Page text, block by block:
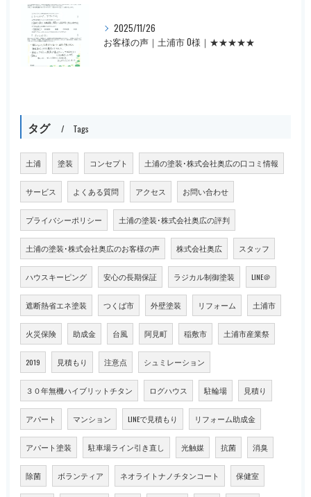
2025/11/26
お客様の声｜土浦市 O様｜★★★★★
タグ Tags
土浦 塗装 コンセプト 土浦の塗装･株式会社奥広の口コミ情報
サービス よくある質問 アクセス お問い合わせ
プライバシーポリシー 土浦の塗装･株式会社奥広の評判
土浦の塗装･株式会社奥広のお客様の声 株式会社奥広 スタッフ
ハウスキーピング 安心の長期保証 ラジカル制御塗装 LINE＠
遮断熱省エネ塗装 つくば市 外壁塗装 リフォーム 土浦市
火災保険 助成金 台風 阿見町 稲敷市 土浦市産業祭
2019 見積もり 注意点 シュミレーション
３０年無機ハイブリットチタン ログハウス 駐輪場 見積り
アパート マンション LINEで見積もり リフォーム助成金
アパート塗装 駐車場ライン引き直し 光触媒 抗菌 消臭
除菌 ボランティア ネオライトナノチタンコート 保健室